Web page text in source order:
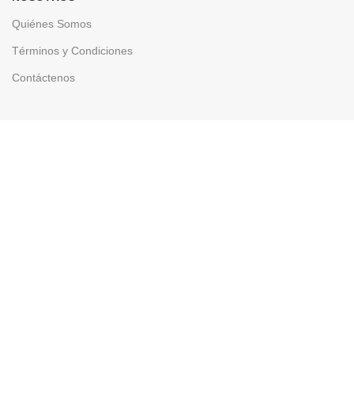
Quiénes Somos
Términos y Condiciones
Contáctenos